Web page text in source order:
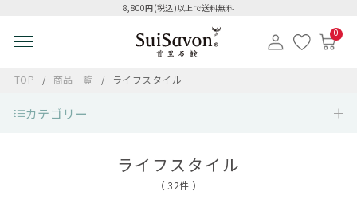
8,800円(税込)以上で送料無料
0
TOP 商品一覧 ライフスタイル
カテゴリー
ライフスタイル
（ 32件 ）